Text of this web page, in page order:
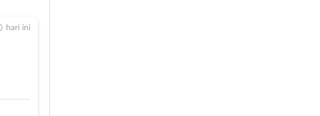
hari ini